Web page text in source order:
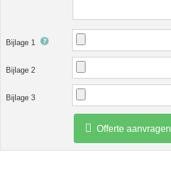
Bijlage 1
Bijlage 2
Bijlage 3
Offerte aanvragen